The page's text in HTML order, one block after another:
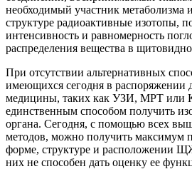
необходимый участник метаболизма
структуре радиоактивные изотопы,
интенсивность и равномерность
распределения вещества в
При отсутствии альтернативных
имеющихся сегодня в распоряжении
медицины, таких как УЗИ, МРТ или
единственным способом получить
органа. Сегодня, с помощью всех
методов, можно получить максимум
форме, структуре и расположении
них не способен дать оценку ее